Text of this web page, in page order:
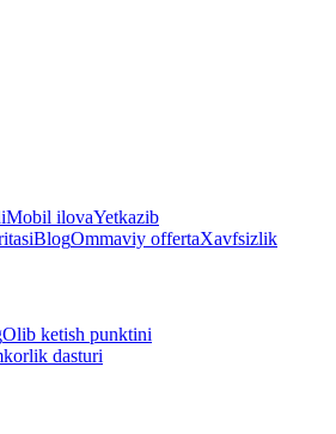
Mobil ilovaYetkazib
BlogOmmaviy offertaXavfsizlik
Olib ketish punktini
dasturi